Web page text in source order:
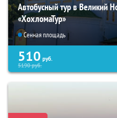
Автобусный тур в Великий
«ХохломаТур»
Сенная площадь
510 руб.
5190руб.